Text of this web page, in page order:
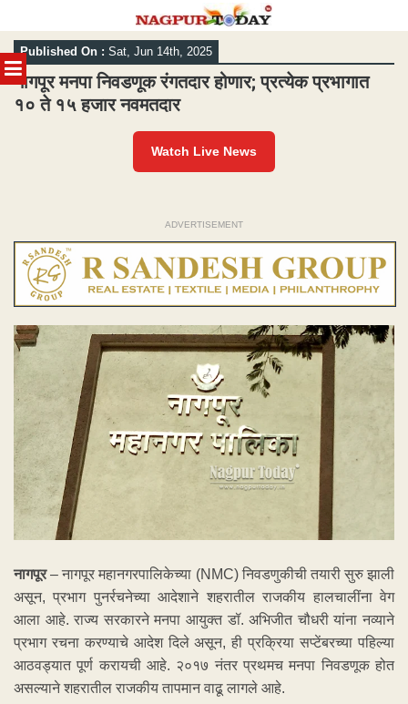
MENU
Skip
to
content
Published On : Sat, Jun 14th, 2025
नागपूर मनपा निवडणूक रंगतदार होणार; प्रत्येक प्रभागात
१० ते १५ हजार नवमतदार
Watch Live News
ADVERTISEMENT
नागपूर– नागपूर महानगरपालिकेच्या (NMC) निवडणुकीची तयारी सुरु झाली
असून, प्रभाग पुनर्रचनेच्या आदेशाने शहरातील राजकीय हालचालींना वेग
आला आहे. राज्य सरकारने मनपा आयुक्त डॉ. अभिजीत चौधरी यांना नव्याने
प्रभाग रचना करण्याचे आदेश दिले असून, ही प्रक्रिया सप्टेंबरच्या पहिल्या
आठवड्यात पूर्ण करायची आहे. २०१७ नंतर प्रथमच मनपा निवडणूक होत
असल्याने शहरातील राजकीय तापमान वाढू लागले आहे.